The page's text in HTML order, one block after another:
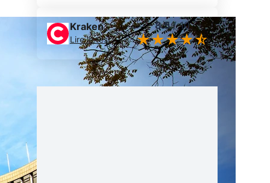
Kraken
Lire le test
8.5/10